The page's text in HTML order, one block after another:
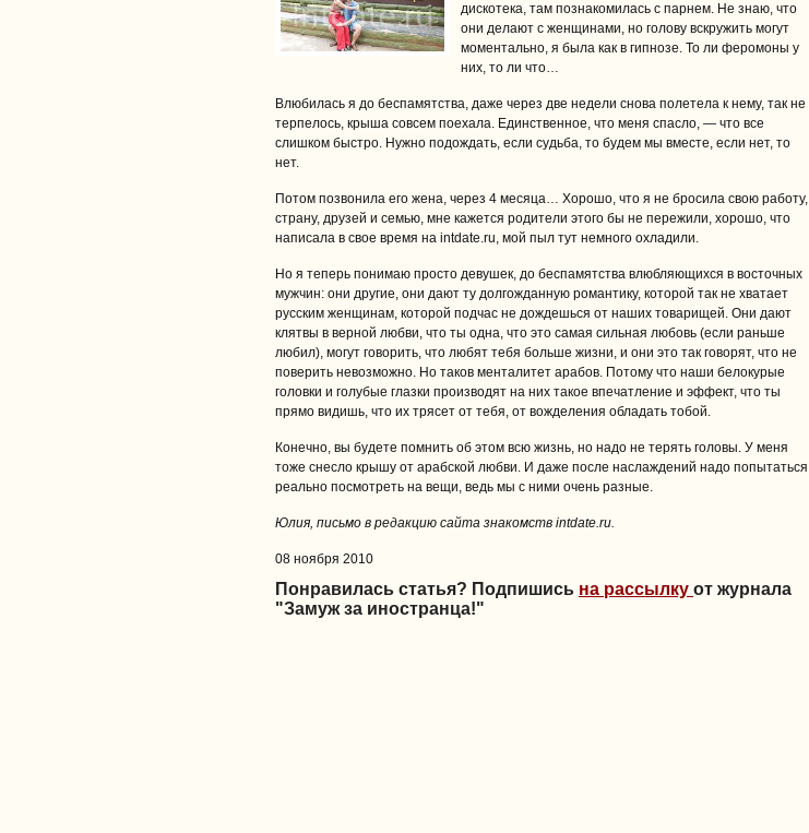
дискотека, там познакомилась с парнем. Не знаю, что
они делают с женщинами, но голову вскружить могут
моментально, я была как в гипнозе. То ли феромоны у
них, то ли что…
Влюбилась я до беспамятства, даже через две недели снова полетела к нему, так не
терпелось, крыша совсем поехала. Единственное, что меня спасло, — что все
слишком быстро. Нужно подождать, если судьба, то будем мы вместе, если нет, то
нет.
Потом позвонила его жена, через 4 месяца… Хорошо, что я не бросила свою работу,
страну, друзей и семью, мне кажется родители этого бы не пережили, хорошо, что
написала в свое время на intdate.ru, мой пыл тут немного охладили.
Но я теперь понимаю просто девушек, до беспамятства влюбляющихся в восточных
мужчин: они другие, они дают ту долгожданную романтику, которой так не хватает
русским женщинам, которой подчас не дождешься от наших товарищей. Они дают
клятвы в верной любви, что ты одна, что это самая сильная любовь (если раньше
любил), могут говорить, что любят тебя больше жизни, и они это так говорят, что не
поверить невозможно. Но таков менталитет арабов. Потому что наши белокурые
головки и голубые глазки производят на них такое впечатление и эффект, что ты
прямо видишь, что их трясет от тебя, от вожделения обладать тобой.
Конечно, вы будете помнить об этом всю жизнь, но надо не терять головы. У меня
тоже снесло крышу от арабской любви. И даже после наслаждений надо попытаться
реально посмотреть на вещи, ведь мы с ними очень разные.
Юлия, письмо в редакцию сайта знакомств intdate.ru.
08 ноября 2010
Понравилась статья? Подпишись на рассылку от журнала
"Замуж за иностранца!"